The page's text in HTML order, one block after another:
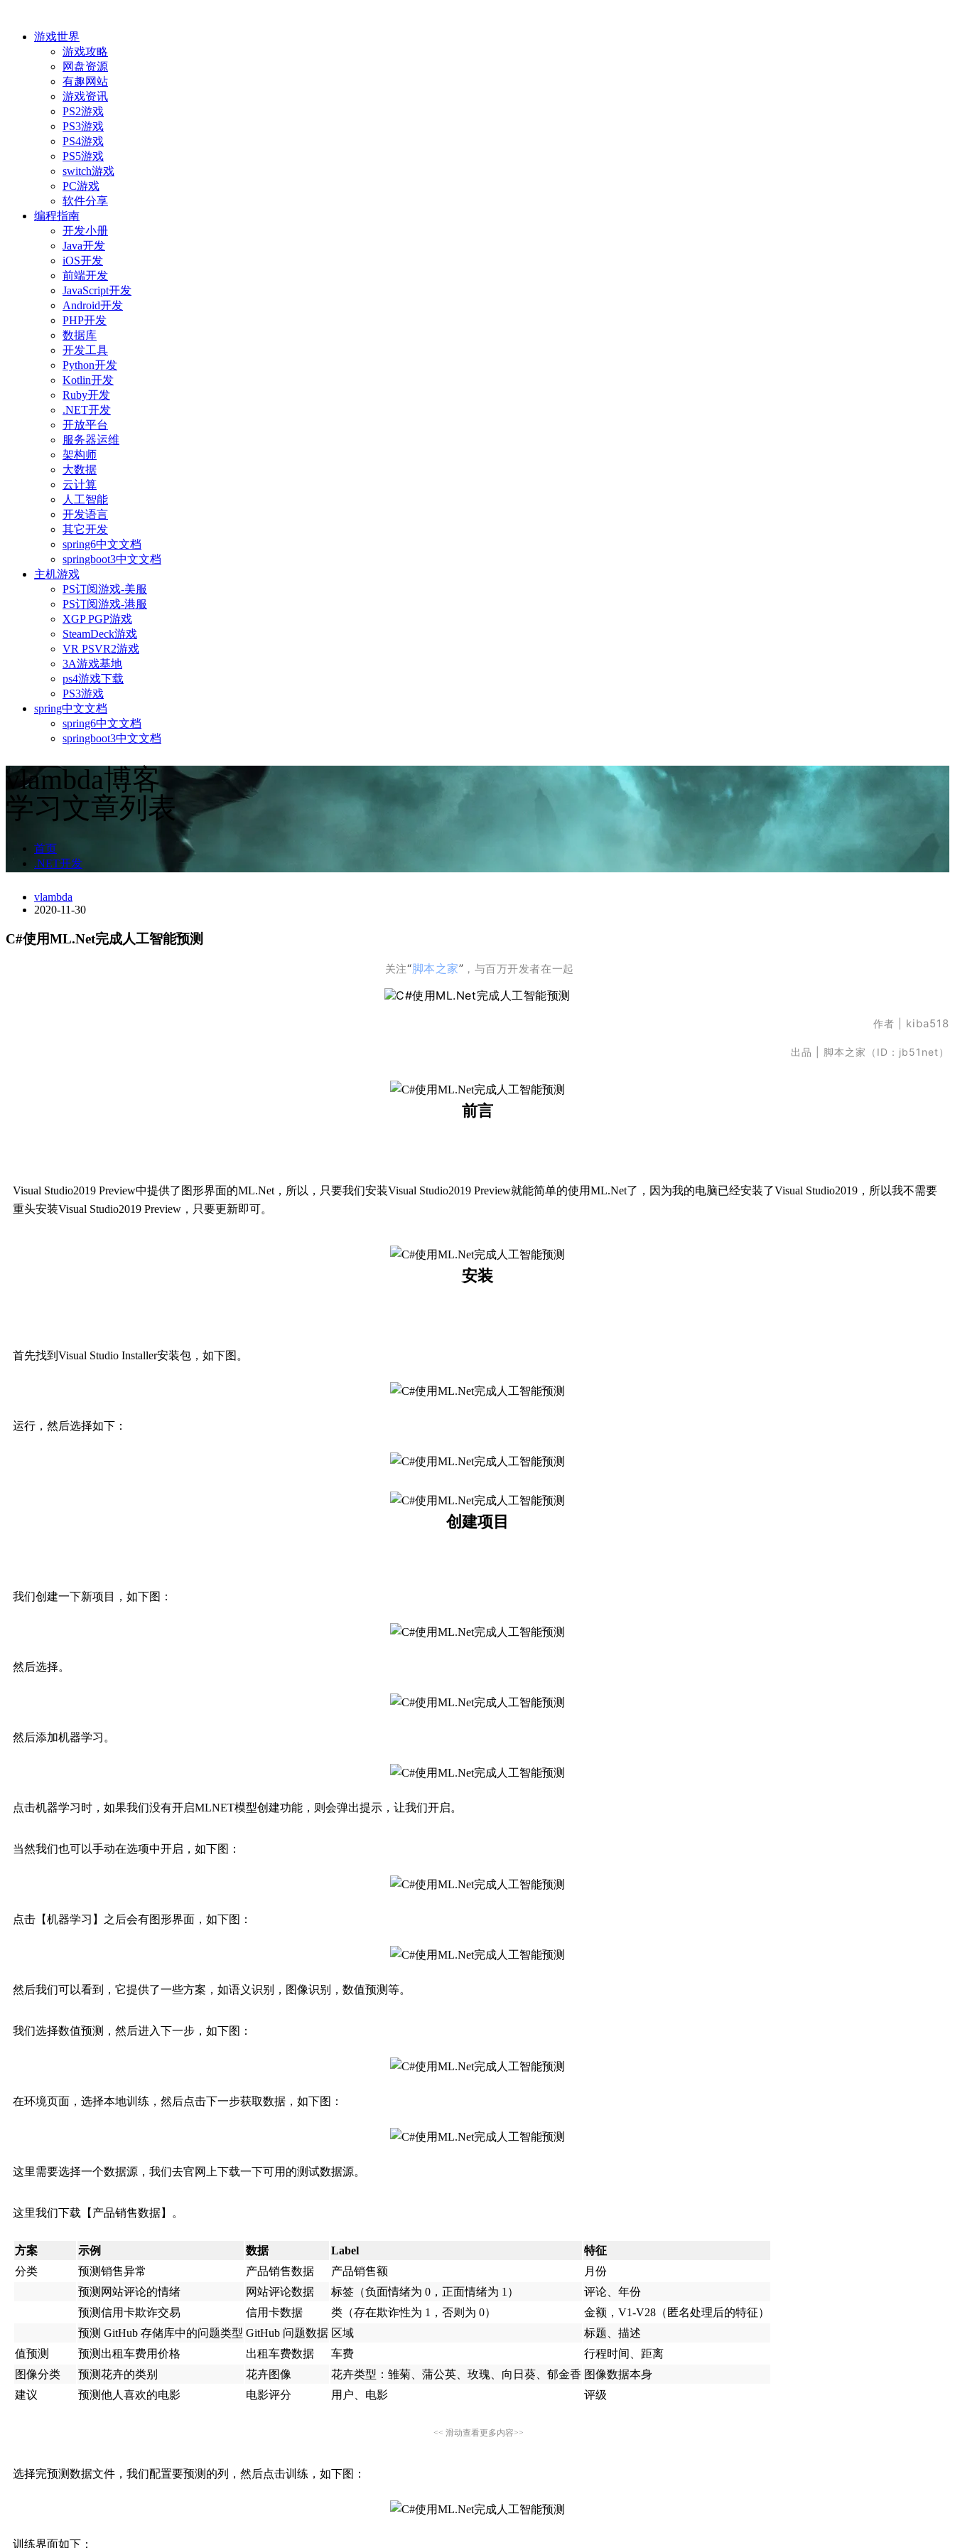
游戏世界
游戏攻略
网盘资源
有趣网站
游戏资讯
PS2游戏
PS3游戏
PS4游戏
PS5游戏
switch游戏
PC游戏
软件分享
编程指南
开发小册
Java开发
iOS开发
前端开发
JavaScript开发
Android开发
PHP开发
数据库
开发工具
Python开发
Kotlin开发
Ruby开发
.NET开发
开放平台
服务器运维
架构师
大数据
云计算
人工智能
开发语言
其它开发
spring6中文文档
springboot3中文文档
主机游戏
PS订阅游戏-美服
PS订阅游戏-港服
XGP PGP游戏
SteamDeck游戏
VR PSVR2游戏
3A游戏基地
ps4游戏下载
PS3游戏
spring中文文档
spring6中文文档
springboot3中文文档
vlambda博客
学习文章列表
首页
.NET开发
vlambda
2020-11-30
C#使用ML.Net完成人工智能预测
关注“脚本之家” ，与百万开发者在一起
作者 | kiba518
出品 | 脚本之家（ID：jb51net）
前言
Visual Studio2019 Preview中提供了图形界面的ML.Net，所以，只要我们安装Visual Studio2019 Preview就能简单的使用ML.Net了，因为我的电脑已经安装了Visual Studio2019，所以我不需要
重头安装Visual Studio2019 Preview，只要更新即可。
安装
首先找到Visual Studio Installer安装包，如下图。
运行，然后选择如下：
创建项目
我们创建一下新项目，如下图：
然后选择。
然后添加机器学习。
点击机器学习时，如果我们没有开启MLNET模型创建功能，则会弹出提示，让我们开启。
当然我们也可以手动在选项中开启，如下图：
点击【机器学习】之后会有图形界面，如下图：
然后我们可以看到，它提供了一些方案，如语义识别，图像识别，数值预测等。
我们选择数值预测，然后进入下一步，如下图：
在环境页面，选择本地训练，然后点击下一步获取数据，如下图：
这里需要选择一个数据源，我们去官网上下载一下可用的测试数据源。
这里我们下载【产品销售数据】。
方案 示例 数据 Label
特征
分类
预测销售异常 产品销售数据 产品销售额
月份
预测网站评论的情绪
网站评论数据 标签（负面情绪为 0，正面情绪为 1）
评论、年份
预测信用卡欺诈交易
信用卡数据 类（存在欺诈性为 1，否则为 0）
金额，V1-V28（匿名处理后的特征）
预测 GitHub 存储库中的问题类型 GitHub 问题数据 区域
标题、描述
值预测
预测出租车费用价格 出租车费数据 车费
行程时间、距离
图像分类
预测花卉的类别 花卉图像 花卉类型：雏菊、蒲公英、玫瑰、向日葵、郁金香 图像数据本身
建议
预测他人喜欢的电影 电影评分 用户、电影 评级
<< 滑动查看更多内容>>
选择完预测数据文件，我们配置要预测的列，然后点击训练，如下图：
训练界面如下：